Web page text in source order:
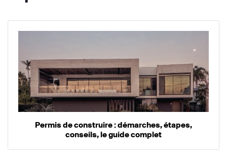
Permis de construire : démarches, étapes,
conseils, le guide complet